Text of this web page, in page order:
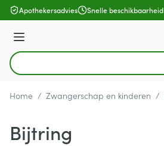
Ga naar de inhoud
Apothekersadvies Snelle beschikbaarheid
Menu
Product, merk, categorie...
Home / Zwangerschap en kinderen /
Bijtring